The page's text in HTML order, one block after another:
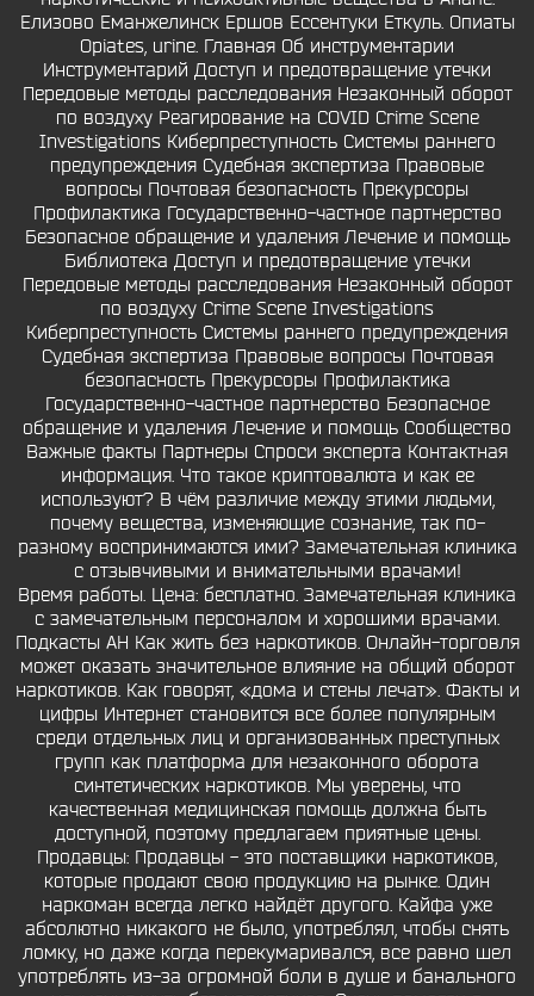
Елизово Еманжелинск Ершов Ессентуки Еткуль. Опиаты
Opiates, urine. Главная Об инструментарии
Инструментарий Доступ и предотвращение утечки
Передовые методы расследования Незаконный оборот
по воздуху Pеагированиe на COVID Crime Scene
Investigations Киберпреступность Системы раннего
предупреждения Судебная экспертиза Правовые
вопросы Почтовая безопасность Прекурсоры
Профилактика Государственно-частное партнерство
Безопасное обращение и удаления Лечение и помощь
Библиотека Доступ и предотвращение утечки
Передовые методы расследования Незаконный оборот
по воздуху Crime Scene Investigations
Киберпреступность Системы раннего предупреждения
Судебная экспертиза Правовые вопросы Почтовая
безопасность Прекурсоры Профилактика
Государственно-частное партнерство Безопасное
обращение и удаления Лечение и помощь Сообщество
Важные факты Партнеры Спроси эксперта Контактная
информация. Что такое криптовалюта и как ее
используют? В чём различие между этими людьми,
почему вещества, изменяющие сознание, так по-
разному воспринимаются ими? Замечательная клиника
с отзывчивыми и внимательными врачами!
Время работы. Цена: бесплатно. Замечательная клиника
с замечательным персоналом и хорошими врачами.
Подкасты АН Как жить без наркотиков. Онлайн-торговля
может оказать значительное влияние на общий оборот
наркотиков. Как говорят, «дома и стены лечат». Факты и
цифры Интернет становится все более популярным
среди отдельных лиц и организованных преступных
групп как платформа для незаконного оборота
синтетических наркотиков. Мы уверены, что
качественная медицинская помощь должна быть
доступной, поэтому предлагаем приятные цены.
Продавцы: Продавцы - это поставщики наркотиков,
которые продают свою продукцию на рынке. Один
наркоман всегда легко найдёт другого. Кайфа уже
абсолютно никакого не было, употреблял, чтобы снять
ломку, но даже когда перекумаривался, все равно шел
употреблять из-за огромной боли в душе и банального